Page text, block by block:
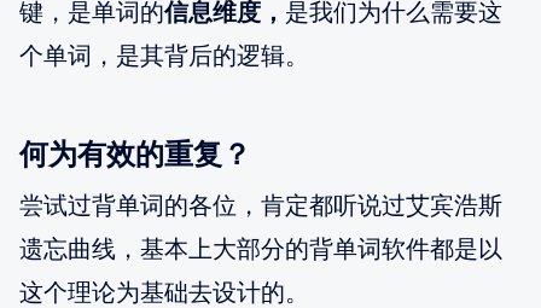
键，是单词的信息维度， 是我们为什么需要这
个单词，是其背后的逻辑。
何为有效的重复？
尝试过背单词的各位，肯定都听说过艾宾浩斯
遗忘曲线，基本上大部分的背单词软件都是以
这个理论为基础去设计的。